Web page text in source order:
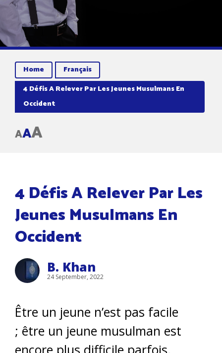
Home
Français
4 Défis A Relever Par Les Jeunes Musulmans En
Occident
AAA
4 Défis A Relever Par Les
Jeunes Musulmans En
Occident
B. Khan
24 September, 2022
Être un jeune n’est pas facile
; être un jeune musulman est
encore plus difficile parfois,